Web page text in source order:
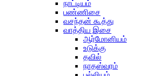
நாட்டியம்
பண்ணிசை
வசந்தன் கூத்து
வாத்திய இசை
ஆர்மோனியம்
உடுக்கு
தவில்
நாதஸ்வரம்